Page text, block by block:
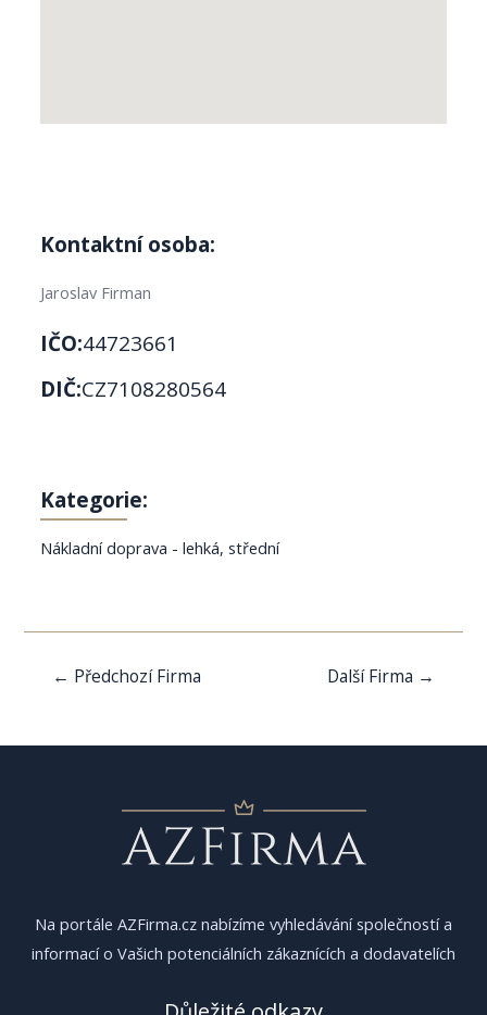
Kontaktní osoba:
Jaroslav Firman
IČO:44723661
DIČ:CZ7108280564
Kategorie:
Nákladní doprava - lehká, střední
Navigace
← Předchozí Firma Další Firma →
Na portále AZFirma.cz nabízíme vyhledávání společností a
informací o Vašich potenciálních zákaznících a dodavatelích